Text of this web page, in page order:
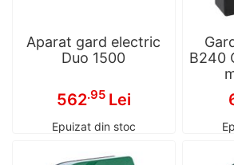
Aparat gard electric
Duo 1500
562.95 Lei
Epuizat din stoc
B240